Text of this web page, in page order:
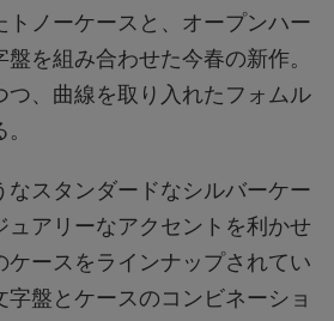
トノーケースと、オープンハー
盤を組み合わせた今春の新作。
つ、曲線を取り入れたフォムル
なスタンダードなシルバーケー
ュアリーなアクセントを利かせ
ケースをラインナップされてい
字盤とケースのコンビネーショ